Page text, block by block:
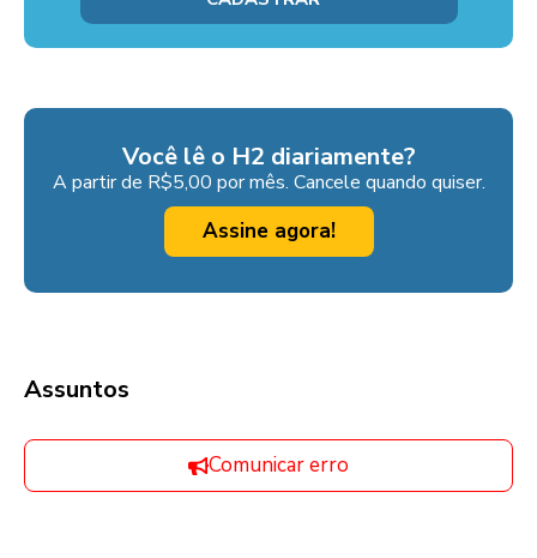
Você lê o H2 diariamente?
A partir de R$5,00 por mês. Cancele quando quiser.
Assine agora!
Assuntos
Comunicar erro